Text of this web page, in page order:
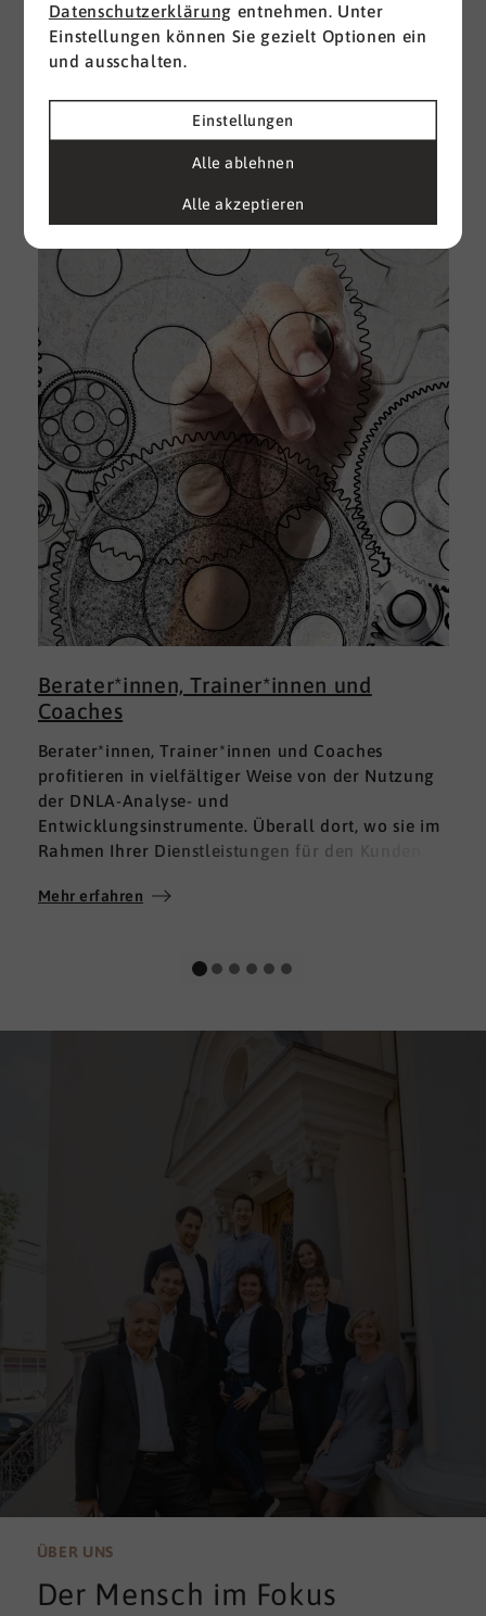
Berater*innen, Trainer*innen und
Coaches
Berater*innen, Trainer*innen und Coaches
profitieren in vielfältiger Weise von der Nutzung
der DNLA-Analyse- und
Entwicklungsinstrumente. Überall dort, wo sie im
Rahmen Ihrer Dienstleistungen für den Kunden
Soft Skills brauchen, finden sie in DNLA den
Mehr erfahren
ÜBER UNS
Der Mensch im Fokus
Datenschutzerklärung entnehmen. Unter
Einstellungen können Sie gezielt Optionen ein
und ausschalten.
Einstellungen
Alle ablehnen
Alle akzeptieren